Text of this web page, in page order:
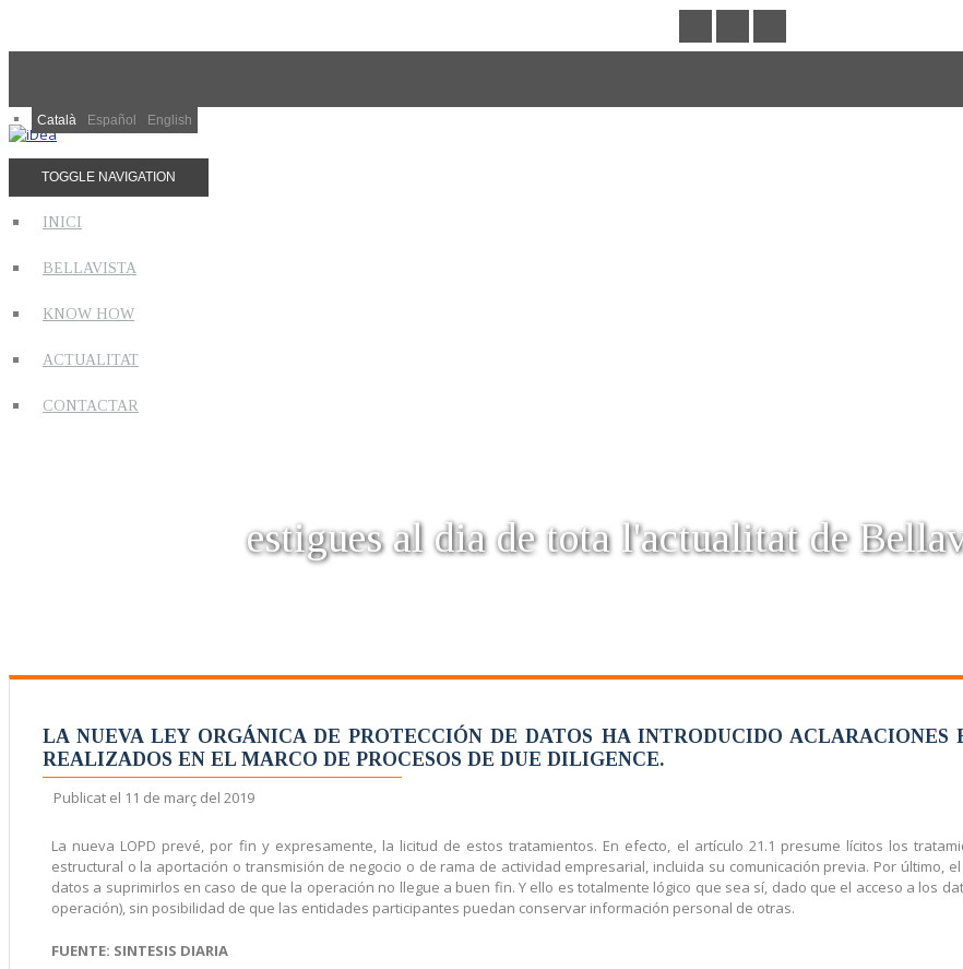
Català Español English
TOGGLE NAVIGATION
INICI
BELLAVISTA
KNOW HOW
ACTUALITAT
CONTACTAR
estigues al dia de tota l'actualitat de
LA NUEVA LEY ORGÁNICA DE PROTECCIÓN DE DATOS HA INTRODUCIDO ACLARACIONES
REALIZADOS EN EL MARCO DE PROCESOS DE DUE DILIGENCE.
Publicat el 11 de març del 2019
La nueva LOPD prevé, por fin y expresamente, la licitud de estos tratamientos. En efecto, el artículo 21.1 presume lícitos los
estructural o la aportación o transmisión de negocio o de rama de actividad empresarial, incluida su comunicación previa. Por último,
datos a suprimirlos en caso de que la operación no llegue a buen fin. Y ello es totalmente lógico que sea sí, dado que el acceso a los
operación), sin posibilidad de que las entidades participantes puedan conservar información personal de otras.
FUENTE: SINTESIS DIARIA